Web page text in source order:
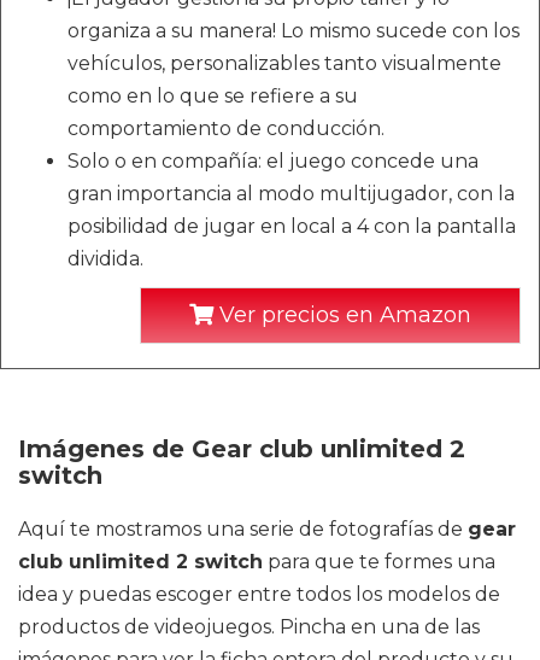
organiza a su manera! Lo mismo sucede con los
vehículos, personalizables tanto visualmente
como en lo que se refiere a su
comportamiento de conducción.
Solo o en compañía: el juego concede una
gran importancia al modo multijugador, con la
posibilidad de jugar en local a 4 con la pantalla
dividida.
Ver precios en Amazon
Imágenes de Gear club unlimited 2
switch
Aquí te mostramos una serie de fotografías de gear
club unlimited 2 switch para que te formes una
idea y puedas escoger entre todos los modelos de
productos de videojuegos. Pincha en una de las